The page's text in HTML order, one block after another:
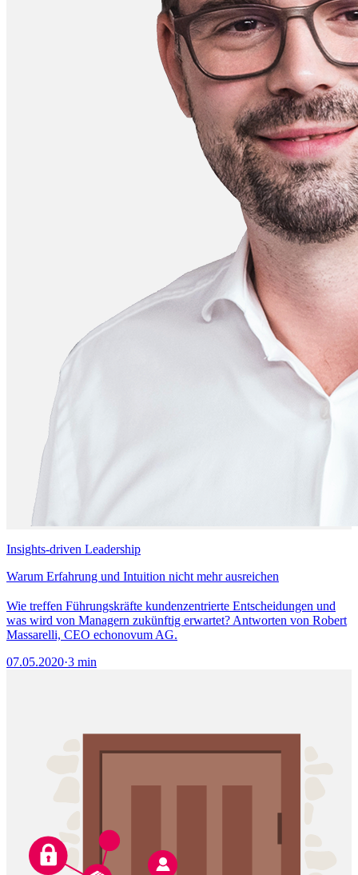
Insights-driven Leadership
Warum Erfahrung und Intuition nicht mehr ausreichen
Wie treffen Führungskräfte kundenzentrierte Entscheidungen und
was wird von Managern zukünftig erwartet? Antworten von Robert
Massarelli, CEO echonovum AG.
07.05.2020·3 min